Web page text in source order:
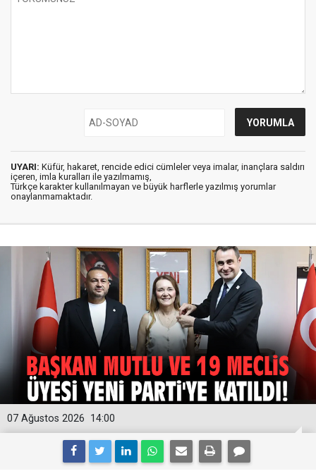
UYARI: Küfür, hakaret, rencide edici cümleler veya imalar, inançlara saldırı
içeren, imla kuralları ile yazılmamış,
Türkçe karakter kullanılmayan ve büyük harflerle yazılmış yorumlar
onaylanmamaktadır.
14:00
07 Ağustos 2026